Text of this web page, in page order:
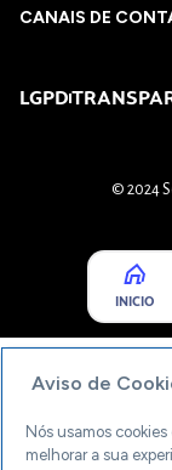
CANAIS DE
LGPD
© 2024
INICIO
Aviso de
Nós usamos
melhorar a sua